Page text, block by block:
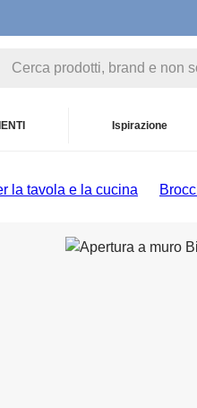
Ispirazione
la tavola e la cucina